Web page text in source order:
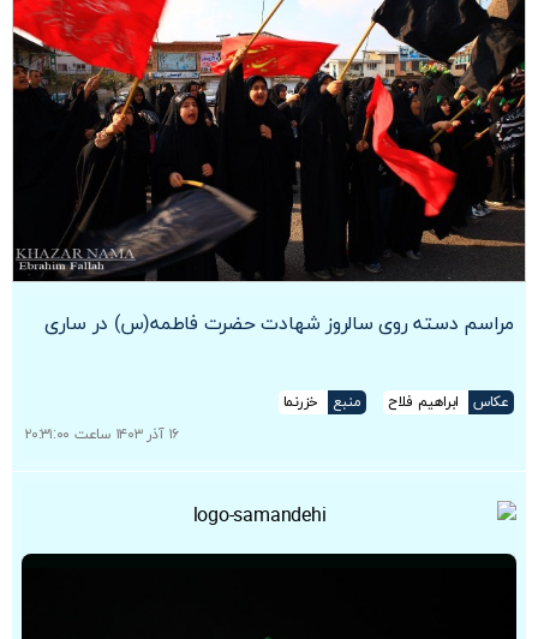
مراسم دسته روی سالروز شهادت حضرت فاطمه(س) در ساری
عکاس ابراهیم فلاح منبع
خزرنما
۱۶ آذر ۱۴۰۳ ساعت ۲۰:۳۱:۰۰